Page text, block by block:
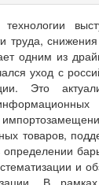
труда,
одним из
уход с
Это
товаров,
и
В рамках